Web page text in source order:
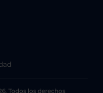
Todos los derechos